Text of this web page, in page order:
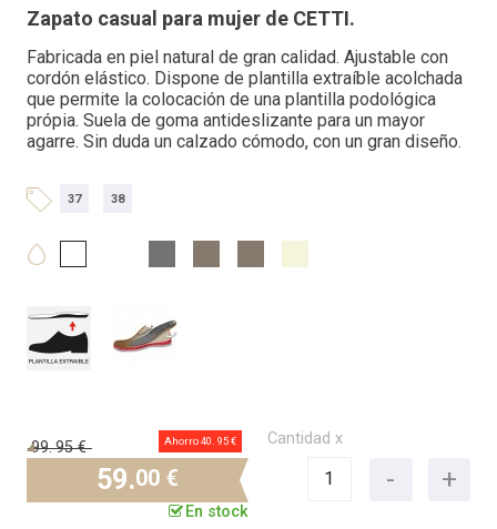
Zapato casual para mujer de CETTI.
Fabricada en piel natural de gran calidad. Ajustable con
cordón elástico. Dispone de plantilla extraíble acolchada
que permite la colocación de una plantilla podológica
própia. Suela de goma antideslizante para un mayor
agarre. Sin duda un calzado cómodo, con un gran diseño.
37 38
99.95 € Ahorro 40. 95 €
59.00 €
En stock
Cantidad x